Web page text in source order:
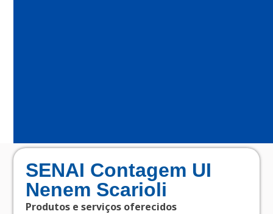
SENAI Contagem UI
Nenem Scarioli
Produtos e serviços oferecidos